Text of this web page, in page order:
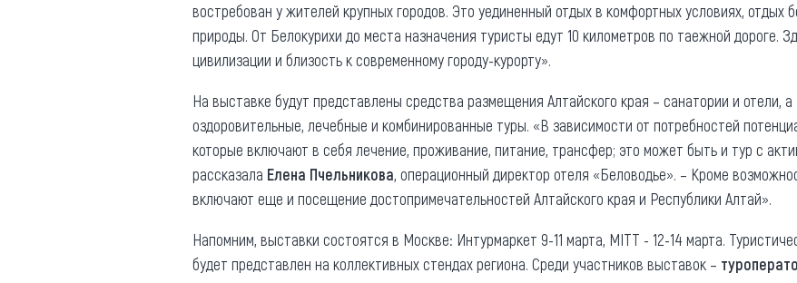
Другие рубрики
Реестр туроператоров
Реестр туристических
агентств Алтайского края
Обращения граждан
востребован у жителей крупных городов. Это уединенный отдых в комфортных условиях, отдых
природы. От Белокурихи до места назначения туристы едут 10 километров по таежной дороге.
цивилизации и близость к современному городу-курорту».
На выставке будут представлены средства размещения Алтайского края – санатории и отели,
оздоровительные, лечебные и комбинированные туры. «В зависимости от потребностей
которые включают в себя лечение, проживание, питание, трансфер; это может быть и тур с
рассказала Елена Пчельникова, операционный директор отеля «Беловодье». – Кроме
включают еще и посещение достопримечательностей Алтайского края и Республики Алтай».
Напомним, выставки состоятся в Москве: Интурмаркет 9-11 марта, MITT - 12-14 марта.
будет представлен на коллективных стендах региона. Среди участников выставок –